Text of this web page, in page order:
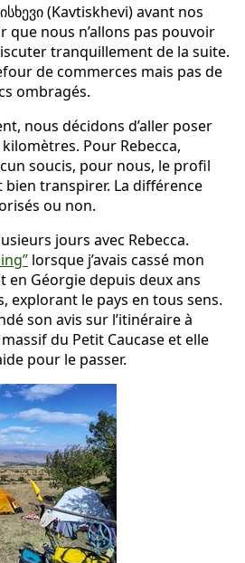
(Kavtiskhevi) avant nos
que nous n’allons pas pouvoir
tranquillement de la suite.
de commerces mais pas de
ombragés.
nous décidons d’aller poser
Pour Rebecca,
soucis, pour nous, le profil
transpirer. La différence
ou non.
jours avec Rebecca.
lorsque j’avais cassé mon
en Géorgie depuis deux ans
explorant le pays en tous sens.
son avis sur l’itinéraire à
du Petit Caucase et elle
pour le passer.